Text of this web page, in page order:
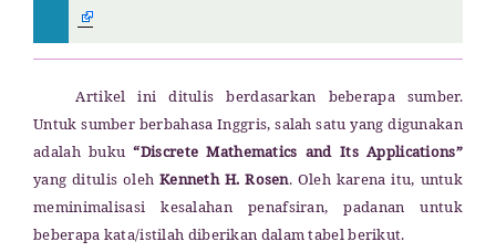
Artikel ini ditulis berdasarkan beberapa sumber.
Untuk sumber berbahasa Inggris, salah satu yang digunakan
adalah buku“Discrete Mathematics and Its Applications”
yang ditulis oleh Kenneth H. Rosen. Oleh karena itu, untuk
meminimalisasi kesalahan penafsiran, padanan untuk
beberapa kata/istilah diberikan dalam tabel berikut.